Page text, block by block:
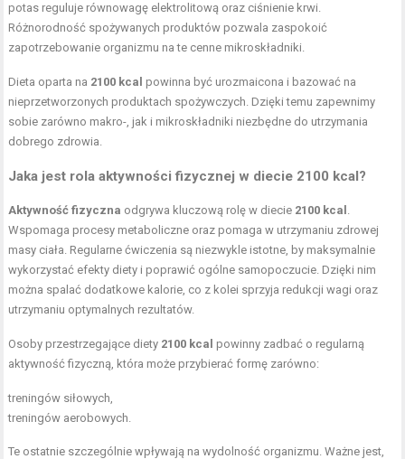
potas reguluje równowagę elektrolitową oraz ciśnienie krwi.
Różnorodność spożywanych produktów pozwala zaspokoić
zapotrzebowanie organizmu na te cenne mikroskładniki.
Dieta oparta na 2100 kcal powinna być urozmaicona i bazować na
nieprzetworzonych produktach spożywczych. Dzięki temu zapewnimy
sobie zarówno makro-, jak i mikroskładniki niezbędne do utrzymania
dobrego zdrowia.
Jaka jest rola aktywności fizycznej w diecie 2100 kcal?
Aktywność fizyczna odgrywa kluczową rolę w diecie 2100 kcal
Wspomaga procesy metaboliczne oraz pomaga w utrzymaniu zdrowej
masy ciała. Regularne ćwiczenia są niezwykle istotne, by maksymalnie
wykorzystać efekty diety i poprawić ogólne samopoczucie. Dzięki nim
można spalać dodatkowe kalorie, co z kolei sprzyja redukcji wagi oraz
utrzymaniu optymalnych rezultatów.
Osoby przestrzegające diety 2100 kcal powinny zadbać o regularną
aktywność fizyczną, która może przybierać formę zarówno:
treningów siłowych,
treningów aerobowych.
Te ostatnie szczególnie wpływają na wydolność organizmu. Ważne jest,